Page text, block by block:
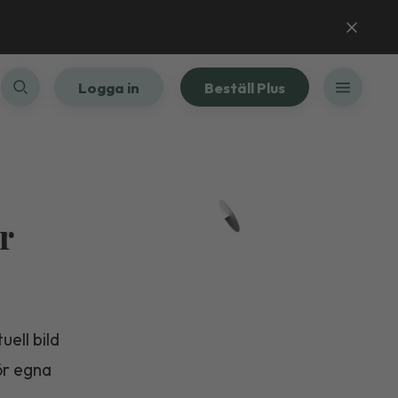
Logga in Beställ Plus
bild
egna